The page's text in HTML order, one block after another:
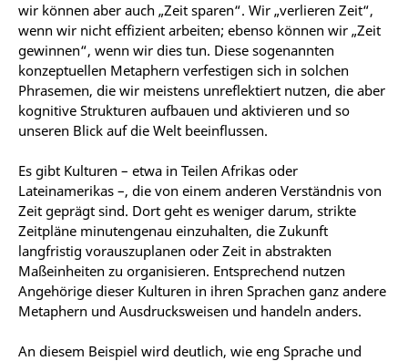
wir können aber auch „Zeit sparen“. Wir „verlieren Zeit“,
wenn wir nicht effizient arbeiten; ebenso können wir „Zeit
gewinnen“, wenn wir dies tun. Diese sogenannten
konzeptuellen Metaphern verfestigen sich in solchen
Phrasemen, die wir meistens unreflektiert nutzen, die aber
kognitive Strukturen aufbauen und aktivieren und so
unseren Blick auf die Welt beeinflussen.
Es gibt Kulturen – etwa in Teilen Afrikas oder
Lateinamerikas –, die von einem anderen Verständnis von
Zeit geprägt sind. Dort geht es weniger darum, strikte
Zeitpläne minutengenau einzuhalten, die Zukunft
langfristig vorauszuplanen oder Zeit in abstrakten
Maßeinheiten zu organisieren. Entsprechend nutzen
Angehörige dieser Kulturen in ihren Sprachen ganz andere
Metaphern und Ausdrucksweisen und handeln anders.
An diesem Beispiel wird deutlich, wie eng Sprache und